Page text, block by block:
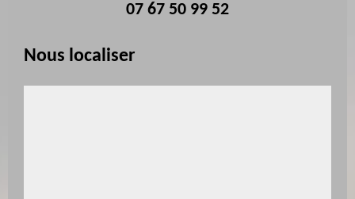
07 67 50 99 52
Nous localiser